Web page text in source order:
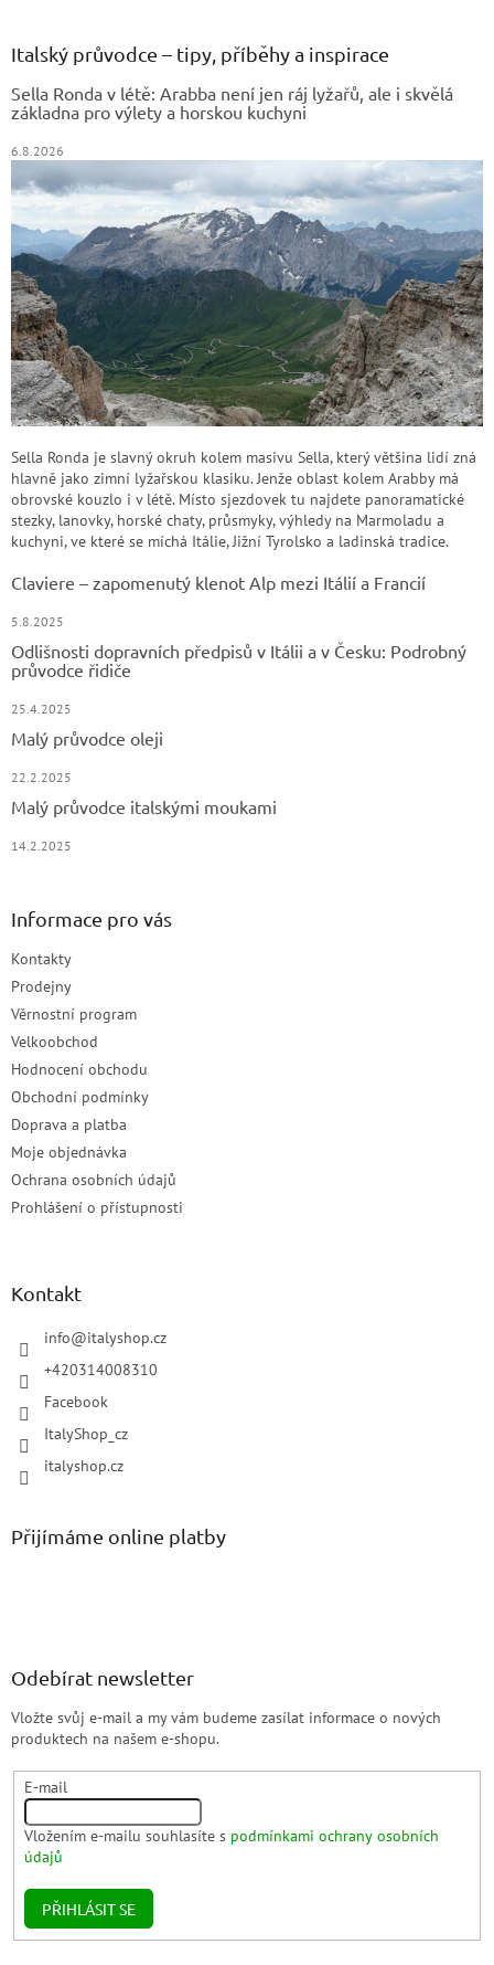
Italský průvodce – tipy, příběhy a inspirace
Sella Ronda v létě: Arabba není jen ráj lyžařů, ale i skvělá
základna pro výlety a horskou kuchyni
6.8.2026
Sella Ronda je slavný okruh kolem masivu Sella, který většina lidí zná
hlavně jako zimní lyžařskou klasiku. Jenže oblast kolem Arabby má
obrovské kouzlo i v létě. Místo sjezdovek tu najdete panoramatické
stezky, lanovky, horské chaty, průsmyky, výhledy na Marmoladu a
kuchyni, ve které se míchá Itálie, Jižní Tyrolsko a ladinská tradice.
Claviere – zapomenutý klenot Alp mezi Itálií a Francií
5.8.2025
Odlišnosti dopravních předpisů v Itálii a v Česku: Podrobný
průvodce řidiče
25.4.2025
Malý průvodce oleji
22.2.2025
Malý průvodce italskými moukami
14.2.2025
Informace pro vás
Kontakty
Prodejny
Věrnostní program
Velkoobchod
Hodnocení obchodu
Obchodní podmínky
Doprava a platba
Moje objednávka
Ochrana osobních údajů
Prohlášení o přístupnosti
Kontakt
info@italyshop.cz
+420314008310
Facebook
ItalyShop_cz
italyshop.cz
Přijímáme online platby
Odebírat newsletter
Vložte svůj e-mail a my vám budeme zasílat informace o nových
produktech na našem e-shopu.
E-mail
Vložením e-mailu souhlasíte s podmínkami ochrany osobních
údajů
PŘIHLÁSIT SE